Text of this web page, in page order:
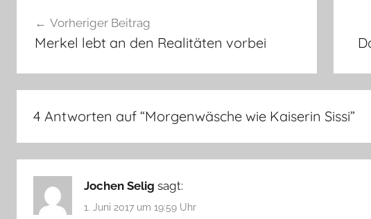
Vorheriger Beitrag
Merkel lebt an den Realitäten vorbei
4 Antworten auf “Morgenwäsche wie Kaiserin Sissi”
Jochen Selig sagt:
1. Juni 2017 um 19:59 Uhr